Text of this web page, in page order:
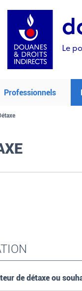
Le
Professionnels
de détaxe ou